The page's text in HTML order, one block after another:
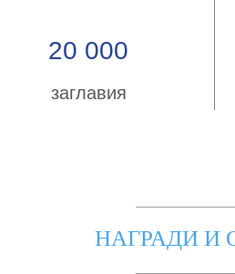
20 000
заглавия
НАГРАДИ И